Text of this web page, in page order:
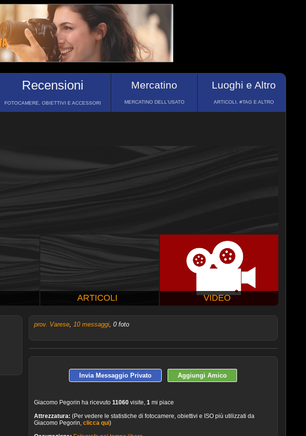
Recensioni
FOTOCAMERE, OBIETTIVI E ACCESSORI
Mercatino
MERCATINO DELL'USATO
Luoghi e Altro
ARTICOLI, #TAG E ALTRO
ARTICOLI VIDEO
prov. Varese, 10 messaggi, 0 foto
ULTIME 10 FOTO PUBBLICATE
Invia Messaggio Privato Aggiungi Amico
Giacomo Pegorin ha ricevuto 11060visite, 1mi piace
Attrezzatura: (Per vedere le statistiche di fotocamere, obiettivi e ISO più utilizzati da
Giacomo Pegorin, clicca qui)